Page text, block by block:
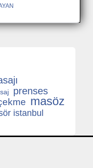
prenses
masöz
istanbul